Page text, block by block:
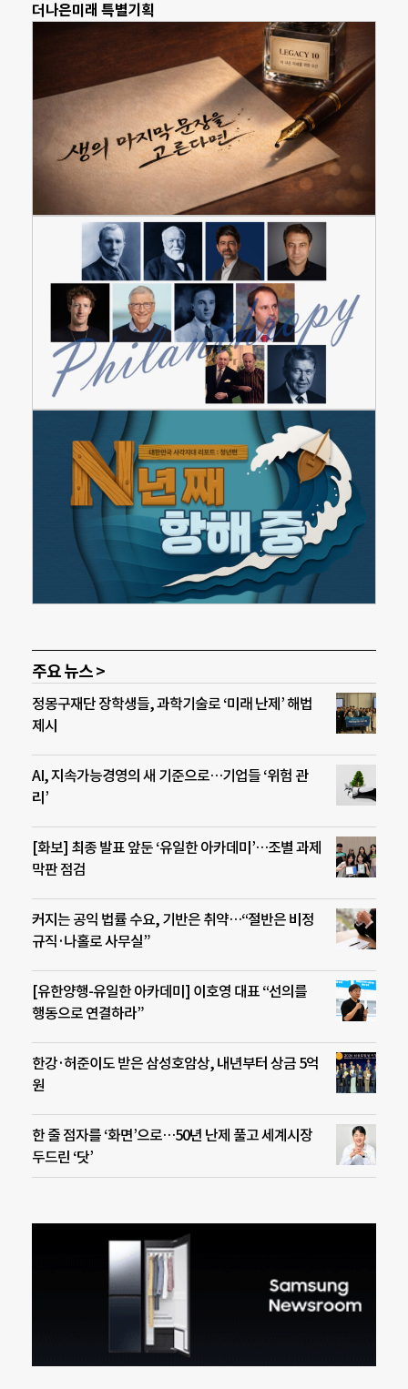
더나은미래 특별기획
주요 뉴스 >
정몽구재단 장학생들, 과학기술로 ‘미래 난제’ 해법
제시
AI, 지속가능경영의 새 기준으로…기업들 ‘위험 관
리’
[화보] 최종 발표 앞둔 ‘유일한 아카데미’…조별 과제
막판 점검
커지는 공익 법률 수요, 기반은 취약…“절반은 비정
규직·나홀로 사무실”
[유한양행-유일한 아카데미] 이호영 대표 “선의를
행동으로 연결하라”
한강·허준이도 받은 삼성호암상, 내년부터 상금 5억
원
한 줄 점자를 ‘화면’으로…50년 난제 풀고 세계시장
두드린 ‘닷’